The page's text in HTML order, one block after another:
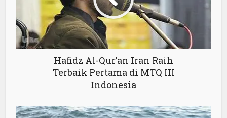
Hafidz Al-Qur’an Iran Raih
Terbaik Pertama di MTQ III
Indonesia